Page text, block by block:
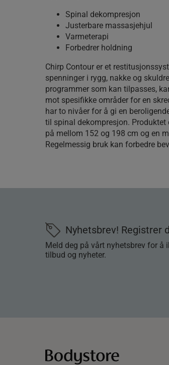
Spinal dekompresjon
Justerbare massasjehjul
Varmeterapi
Forbedrer holdning
Chirp Contour er et
spenninger i rygg, nakke og
programmer som kan tilpasses,
mot spesifikke områder for en
har to nivåer for å gi en
til spinal dekompresjon. Produktet
på mellom 152 og 198 cm og en
Regelmessig bruk kan forbedre
Nyhetsbrev! Registrer
Meld deg på vårt nyhetsbrev for å
tilbud og nyheter.